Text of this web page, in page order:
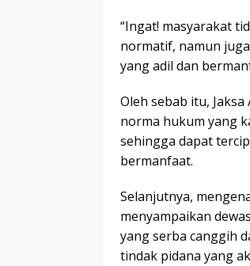
“Ingat! masyarakat
normatif, namun
yang adil dan
Oleh sebab itu,
norma hukum yang
sehingga dapat
bermanfaat.
Selanjutnya,
menyampaikan
yang serba canggih
tindak pidana yang